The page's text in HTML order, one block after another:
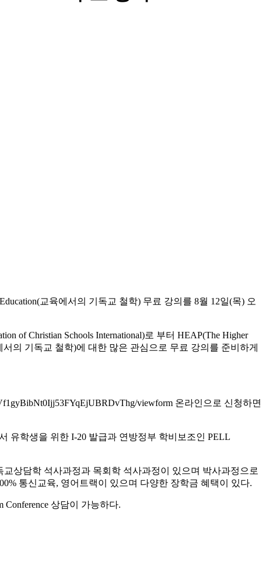
교육에서의 기독교 철학) 무료 강의를 8월 12일(목) 오
of Christian Schools International)로 부터 HEAP(The Higher
서의 기독교 철학)에 대한 많은 관심으로 무료 강의를 준비하게
viewform 온라인으로 신청하면
유학생을 위한 I-20 발급과 연방정부 학비보조인 PELL
상담학 석사과정과 목회학 석사과정이 있으며 박사과정으로
통신교육, 영어트랙이 있으며 다양한 장학금 혜택이 있다.
Conference 상담이 가능하다.